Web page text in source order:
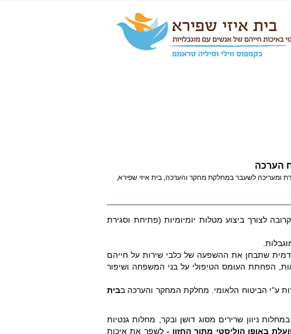
הערכה
ומעריכה לשעבר במחלקת מחקר והערכה, בית איזי שפירא,
לצורך ביצוע מטלות יומיומיות (פתיחת וסגירת
שתבחן את ההשפעה של כלבי שירות על חייהם
הפחתת העומס הטיפולי על בני המשפחה ושיפור
ע"י הביטוח הלאומי. מחלקת המחקר והערכה בבית
החולים במחלות ניוון שרירים מסוג דושן ובקר, מחלות גנטיות
באופן הוליסטי מתוך החזון -לשפר את איכות